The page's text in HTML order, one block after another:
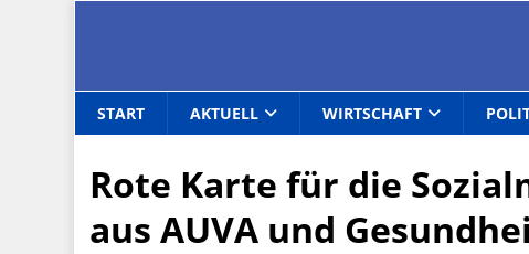
START AKTUELL WIRTSCHAFT
Rote Karte für die
aus AUVA und